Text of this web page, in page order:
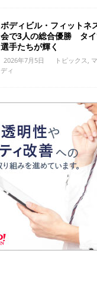
ボディビル・フィットネ
会で3人の総合優勝 タイ
選手たちが輝く
2026年7月5日 トピックス
ディ